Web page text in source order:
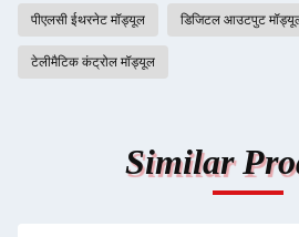
पीएलसी ईथरनेट मॉड्यूल डिजिटल आउटपुट
टेलीमैटिक कंट्रोल मॉड्यूल
Similar